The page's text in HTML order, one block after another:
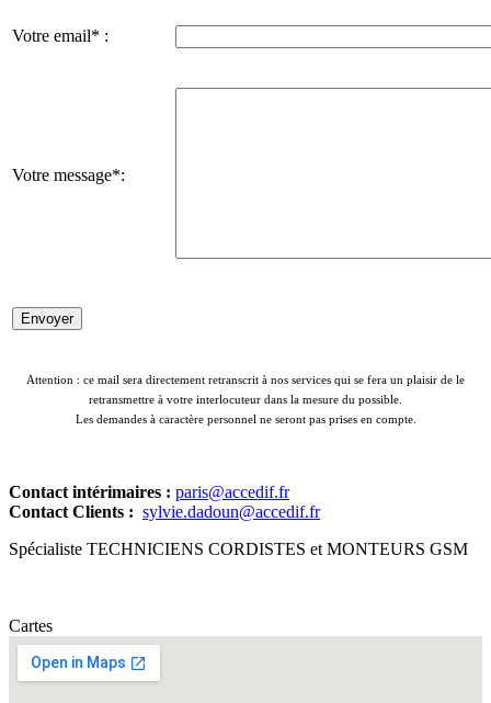
Votre email* :
Votre message*:
Attention : ce mail sera directement retranscrit à nos services qui se fera un plaisir de le
retransmettre à votre interlocuteur dans la mesure du possible.
Les demandes à caractère personnel ne seront pas prises en compte.
Contact intérimaires : paris@accedif.fr
Contact Clients : sylvie.dadoun@accedif.fr
Spécialiste TECHNICIENS CORDISTES et MONTEURS GSM
Cartes